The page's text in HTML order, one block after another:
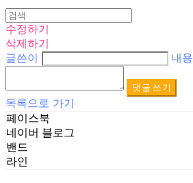
수정하기
삭제하기
글쓴이
내용
댓글 쓰기
목록으로 가기
페이스북
네이버 블로그
밴드
라인